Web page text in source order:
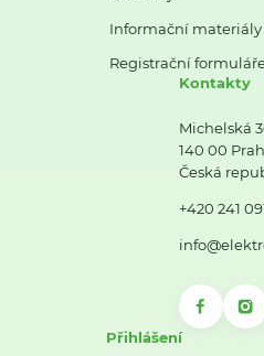
Informační materiály
Registrační
Kontakty
Michelská
140 00
Česká
+420 241
Přihlášení